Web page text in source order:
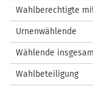
Wahlberechtigte
Urnenwählende
Wählende
Wahlbeteiligung